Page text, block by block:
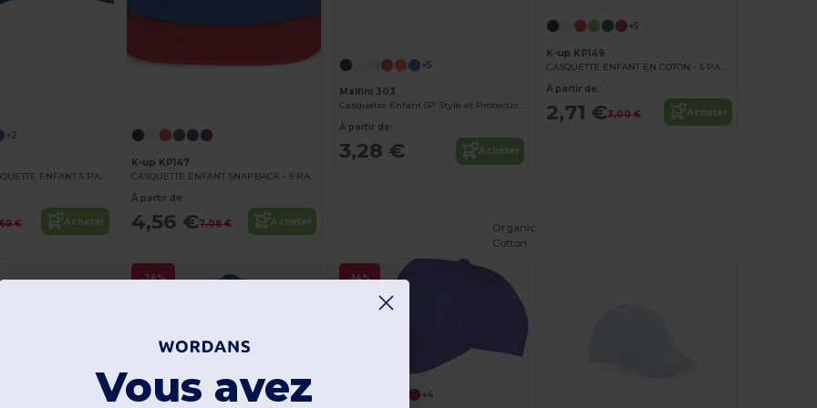
+2
FIRST KIDS - CASQUETTE ENFANT 5 PANNEAUX
€ Acheter
K-up KP147
CASQUETTE ENFANT SNAPBACK - 5 PANNEAUX
À partir de:
4,56 €7,08 € Acheter
+5
Malfini 303
Casquette Enfant 6P Style et Protection Malfini
À partir de:
3,28 € Acheter
+5
K-up KP149
CASQUETTE ENFANT EN COTON - 5 PANNEAUX
À partir de:
2,71 €3,00 € Acheter
-26% -14%
+4
Organic
Cotton
Vous avez